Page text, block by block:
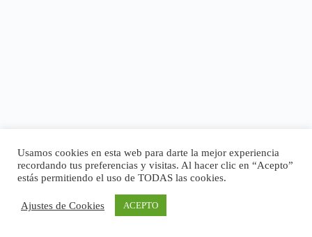
Usamos cookies en esta web para darte la mejor experiencia
recordando tus preferencias y visitas. Al hacer clic en “Acepto”
estás permitiendo el uso de TODAS las cookies.
Ajustes de Cookies ACEPTO